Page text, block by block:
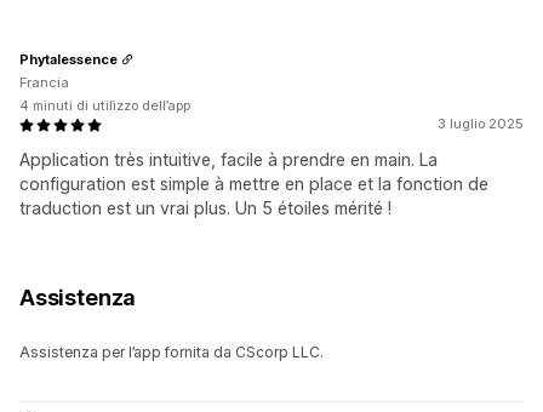
3 luglio 2025
Application très intuitive, facile à prendre en main. La
configuration est simple à mettre en place et la fonction de
traduction est un vrai plus. Un 5 étoiles mérité !
Phytalessence
Francia
4 minuti di utilizzo dell’app
Assistenza
Assistenza per l’app fornita da CScorp LLC.